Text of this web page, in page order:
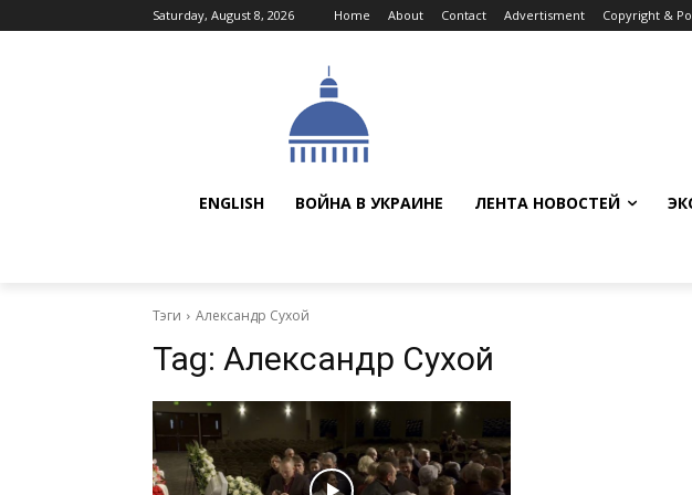
Saturday, August 8, 2026 Home About Contact Advertisment Copyright &
ENGLISH ВОЙНА В УКРАИНЕ ЛЕНТА НОВОСТЕЙ
Тэги Александр Сухой
Tag: Александр Сухой